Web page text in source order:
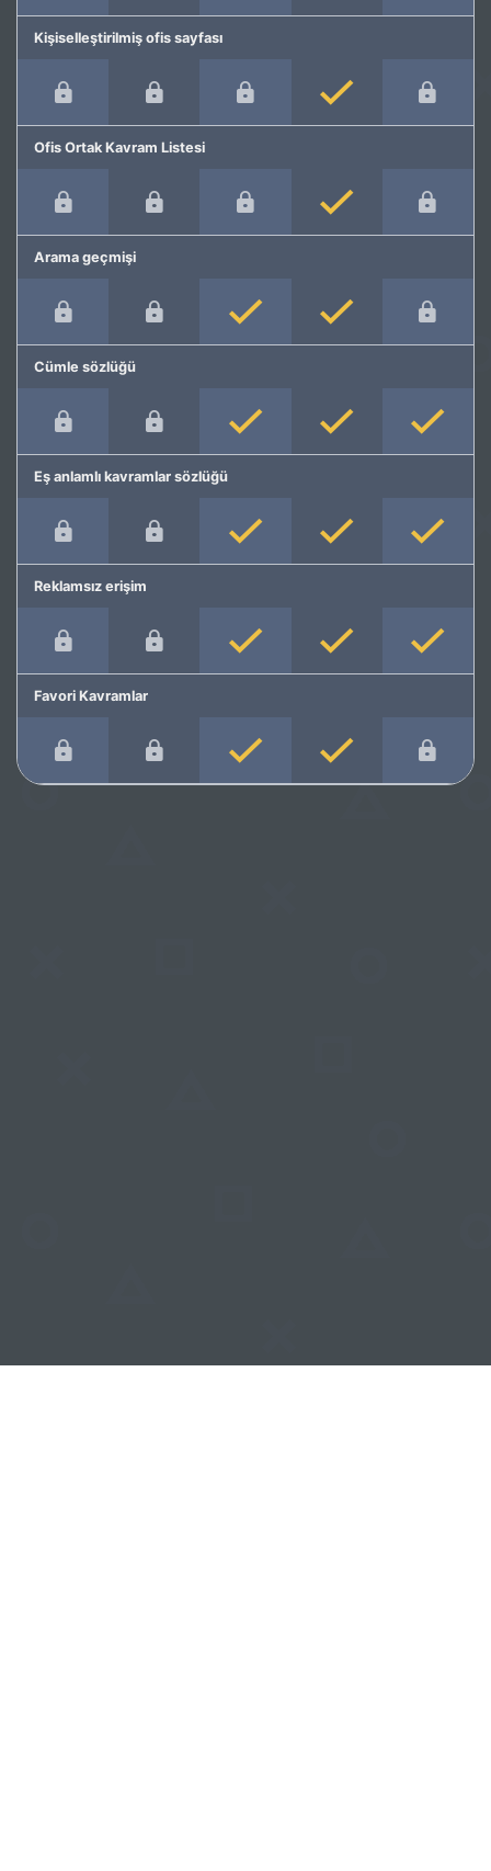
Kişiselleştirilmiş ofis sayfası
Ofis Ortak Kavram Listesi
Arama geçmişi
Cümle sözlüğü
Eş anlamlı kavramlar sözlüğü
Reklamsız erişim
Favori Kavramlar